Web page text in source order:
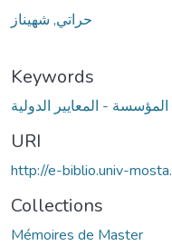
حراتي, شهيناز
Keywords
- المعايير الدولية
URI
http://e-biblio.univ-
Collections
Mémoires de Master